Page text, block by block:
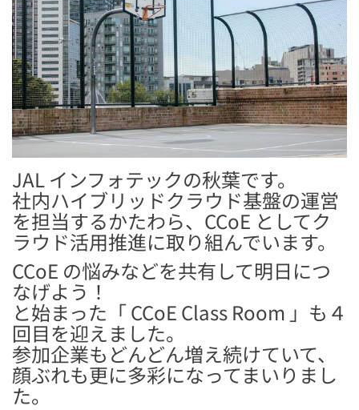
JAL インフォテックの秋葉です。
社内ハイブリッドクラウド基盤の運営
を担当するかたわら、CCoE としてク
ラウド活用推進に取り組んでいます。
CCoE の悩みなどを共有して明日につ
なげよう！
と始まった「 CCoE Class Room 」も４
回目を迎えました。
参加企業もどんどん増え続けていて、
顔ぶれも更に多彩になってまいりまし
た。